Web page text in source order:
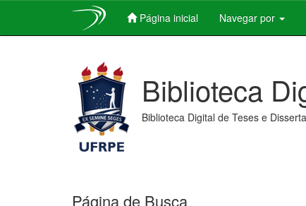
Página inicial Navegar por
Biblioteca
Biblioteca Digital de Teses e
Página de Busca